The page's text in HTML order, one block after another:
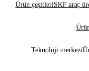
Ürün çeşitleriSKF araç
Teknoloji merkezi